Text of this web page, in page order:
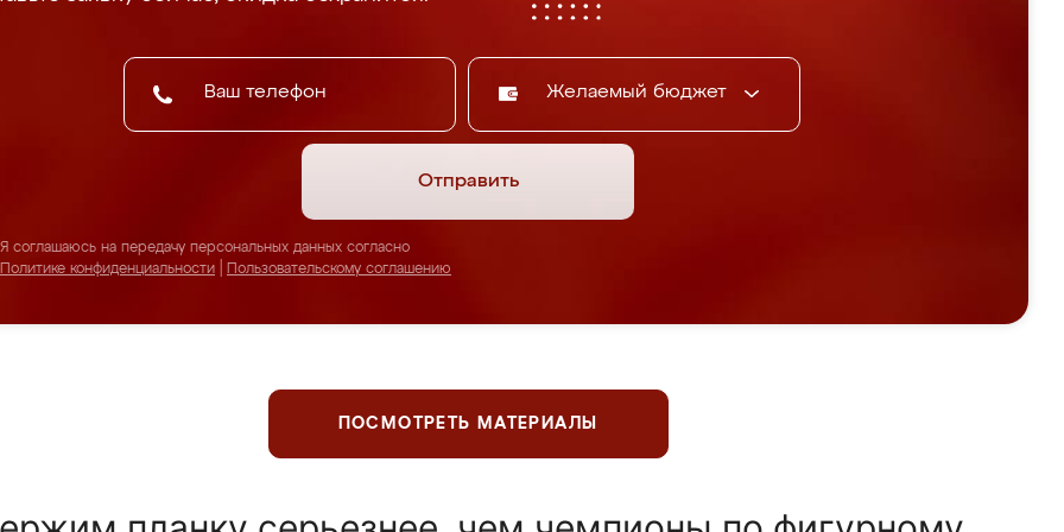
Желаемый бюджет
Отправить
Я соглашаюсь на передачу персональных данных согласно
Политике конфиденциальности
Пользовательскому соглашению
ПОСМОТРЕТЬ МАТЕРИАЛЫ